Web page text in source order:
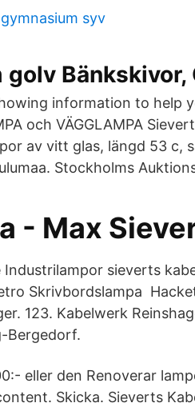
syv
Bänkskivor,
information to help
och VÄGGLAMPA
av vitt glas, längd 53 c,
Stockholms
- Max
sieverts
Skrivbordslampa
123. Kabelwerk
Bergedorf.
eller den Renoverar
Skicka. Sieverts